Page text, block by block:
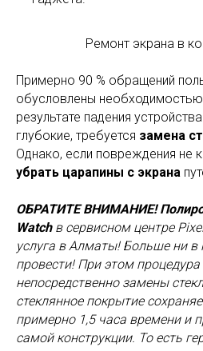
Ремонт экрана в
Примерно 90 % обращений
обусловлены необходимостью
результате падения
глубокие, требуется замена
Однако, если повреждения не
убрать царапины с экрана
ОБРАТИТЕ ВНИМАНИЕ!
Watchв сервисном центре
услуга в Алматы! Больше ни в
провести! При этом
непосредственно замены
стеклянное покрытие
примерно 1,5 часа времени и
самой конструкции. То есть